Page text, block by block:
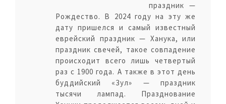
праздник —
Рождество. В 2024 году на эту же
дату пришелся и самый известный
еврейский праздник — Ханука, или
праздник свечей, такое совпадение
происходит всего лишь четвертый
раз с 1900 года. А также в этот день
буддийский «Зул» — праздник
тысячи лампад. Празднование